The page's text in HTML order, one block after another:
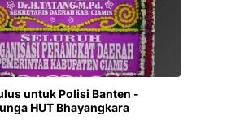
untuk Polisi Banten -
HUT Bhayangkara